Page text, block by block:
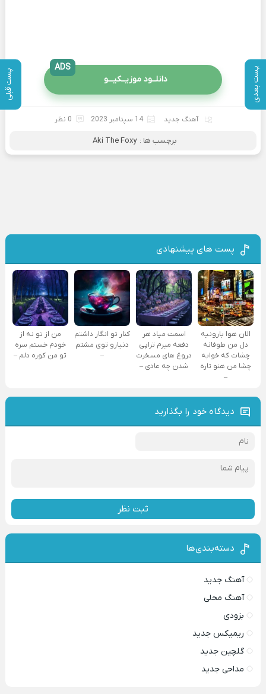
پست بعدی پست قبلی دانلــود موزیــکیـــو
ADS
آهنگ جدید 14 سپتامبر 2023 0 نظر
برچسب ها : Aki The Foxy
پست های پیشنهادی
الان هوا بارونیه
دل من طوفانه
چشات که خوابه
چشا من هنو تاره
–
اسمت میاد هر
دفعه میرم تراپی
دروغ‌ های مسخرت
شدن چه عادی –
کنار تو انگار داشتم
دنیارو توی مشتم
–
من از تو نه از
خودم خستم سره
تو من کوره دلم –
دیدگاه خود را بگذارید
ثبت نظر
دسته‌بندی‌ها
آهنگ جدید
آهنگ محلی
بزودی
ریمیکس جدید
گلچین جدید
مداحی جدید